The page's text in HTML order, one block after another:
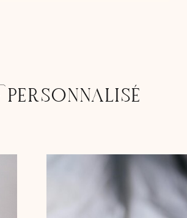
PERSONNALISÉ